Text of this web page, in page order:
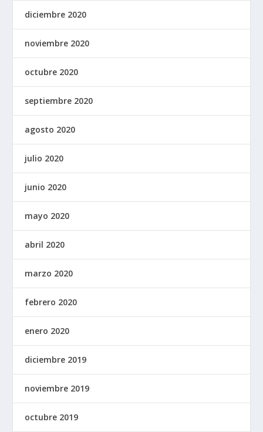
diciembre 2020
noviembre 2020
octubre 2020
septiembre 2020
agosto 2020
julio 2020
junio 2020
mayo 2020
abril 2020
marzo 2020
febrero 2020
enero 2020
diciembre 2019
noviembre 2019
octubre 2019